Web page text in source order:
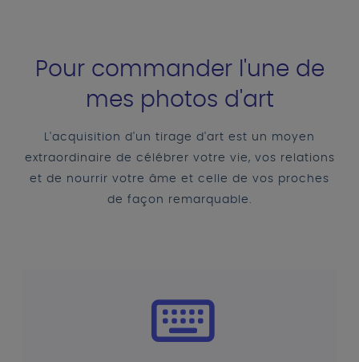
Pour commander l'une de
mes photos d'art
L'acquisition d'un tirage d'art est un moyen
extraordinaire de célébrer votre vie, vos relations
et de nourrir votre âme et celle de vos proches
de façon remarquable.